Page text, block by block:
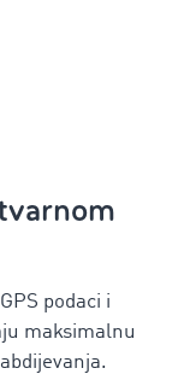
podaci i
maksimalnu